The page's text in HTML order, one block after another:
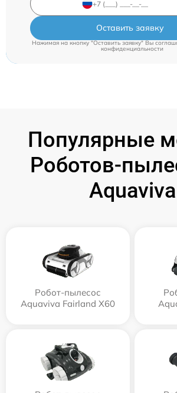
Оставить заявку
Нажимая на кнопку "Оставить заявку" Вы
конфиденциальности
Популярные
Роботов-
Aquaviva
Робот-пылесос
Aquaviva Fairland X60